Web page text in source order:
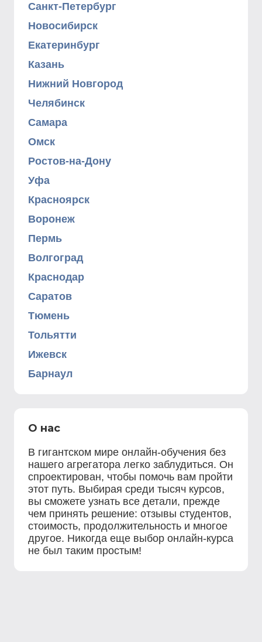
Санкт-Петербург
Новосибирск
Екатеринбург
Казань
Нижний Новгород
Челябинск
Самара
Омск
Ростов-на-Дону
Уфа
Красноярск
Воронеж
Пермь
Волгоград
Краснодар
Саратов
Тюмень
Тольятти
Ижевск
Барнаул
О нас
В гигантском мире онлайн-обучения без
нашего агрегатора легко заблудиться. Он
спроектирован, чтобы помочь вам пройти
этот путь. Выбирая среди тысяч курсов,
вы сможете узнать все детали, прежде
чем принять решение: отзывы студентов,
стоимость, продолжительность и многое
другое. Никогда еще выбор онлайн-курса
не был таким простым!